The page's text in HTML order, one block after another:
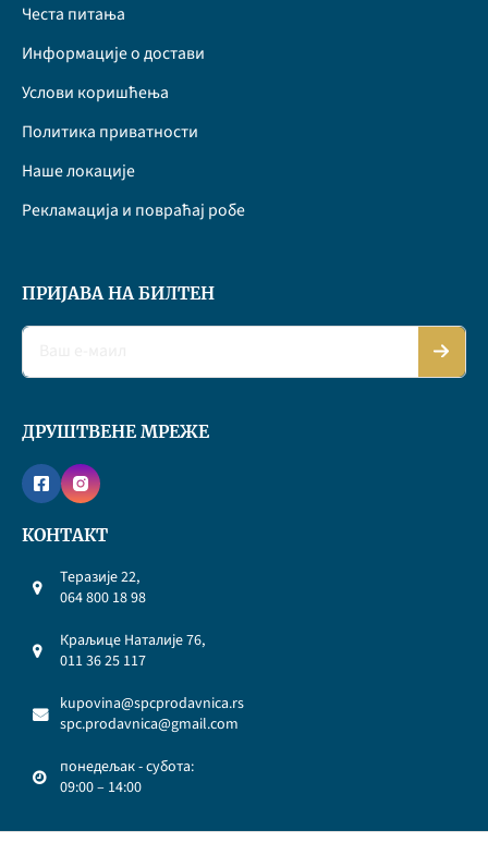
Честа питања
Информације о достави
Услови коришћења
Политика приватности
Наше локације
Рекламација и повраћај робе
ПРИЈАВА НА БИЛТЕН
ДРУШТВЕНЕ МРЕЖЕ
КОНТАКТ
Теразије 22,
064 800 18 98
Краљице Наталије 76,
011 36 25 117
kupovina@spcprodavnica.rs
spc.prodavnica@gmail.com
понедељак - субота:
09:00 – 14:00